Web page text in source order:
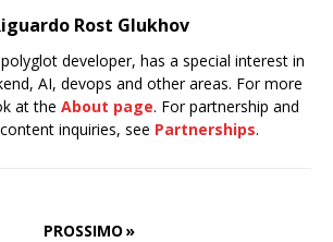
Rost Glukhov
developer, has a special interest in
AI, devops and other areas. For more
at the About page. For partnership and
inquiries, see Partnerships.
PROSSIMO »